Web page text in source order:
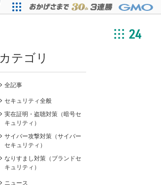
カテゴリ
全記事
セキュリティ全般
実在証明・盗聴対策（暗号セ
キュリティ）
サイバー攻撃対策（サイバー
セキュリティ）
なりすまし対策（ブランドセ
キュリティ）
ニュース